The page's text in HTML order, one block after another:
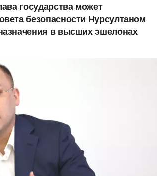
государства может
безопасности Нурсултаном
в высших эшелонах